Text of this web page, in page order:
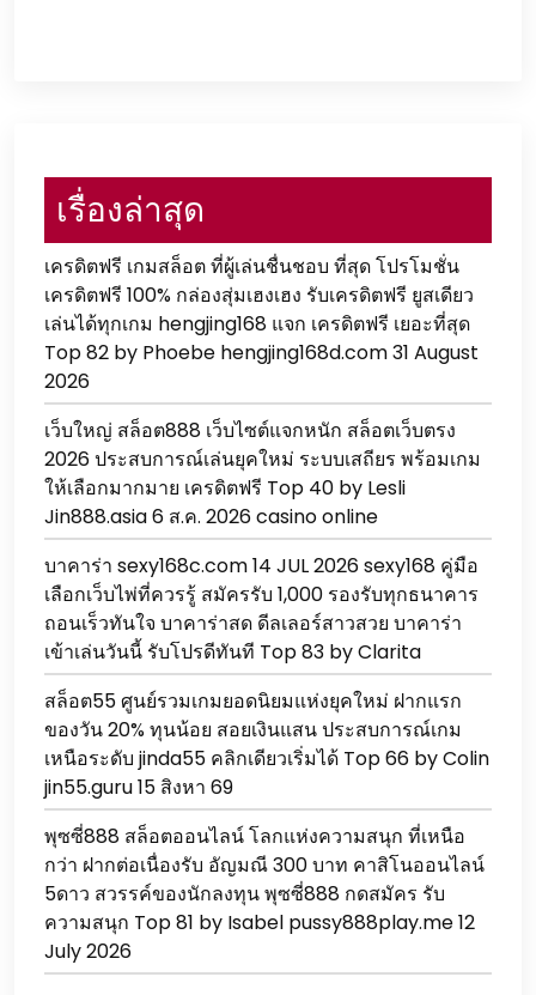
เรื่องล่าสุด
เครดิตฟรี เกมสล็อต ที่ผู้เล่นชื่นชอบ ที่สุด โปรโมชั่น
เครดิตฟรี 100% กล่องสุ่มเฮงเฮง รับเครดิตฟรี ยูสเดียว
เล่นได้ทุกเกม hengjing168 แจก เครดิตฟรี เยอะที่สุด
Top 82 by Phoebe hengjing168d.com 31 August
2026
เว็บใหญ่ สล็อต888 เว็บไซต์แจกหนัก สล็อตเว็บตรง
2026 ประสบการณ์เล่นยุคใหม่ ระบบเสถียร พร้อมเกม
ให้เลือกมากมาย เครดิตฟรี Top 40 by Lesli
Jin888.asia 6 ส.ค. 2026 casino online
บาคาร่า sexy168c.com 14 JUL 2026 sexy168 คู่มือ
เลือกเว็บไพ่ที่ควรรู้ สมัครรับ 1,000 รองรับทุกธนาคาร
ถอนเร็วทันใจ บาคาร่าสด ดีลเลอร์สาวสวย บาคาร่า
เข้าเล่นวันนี้ รับโปรดีทันที Top 83 by Clarita
สล็อต55 ศูนย์รวมเกมยอดนิยมแห่งยุคใหม่ ฝากแรก
ของวัน 20% ทุนน้อย สอยเงินแสน ประสบการณ์เกม
เหนือระดับ jinda55 คลิกเดียวเริ่มได้ Top 66 by Colin
jin55.guru 15 สิงหา 69
พุซซี่888 สล็อตออนไลน์ โลกแห่งความสนุก ที่เหนือ
กว่า ฝากต่อเนื่องรับ อัญมณี 300 บาท คาสิโนออนไลน์
5ดาว สวรรค์ของนักลงทุน พุซซี่888 กดสมัคร รับ
ความสนุก Top 81 by Isabel pussy888play.me 12
July 2026